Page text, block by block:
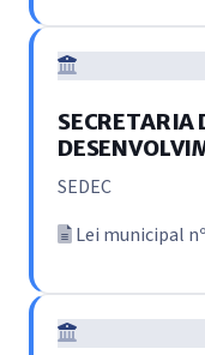
SECRETARIA
SEDEC
Lei municipal